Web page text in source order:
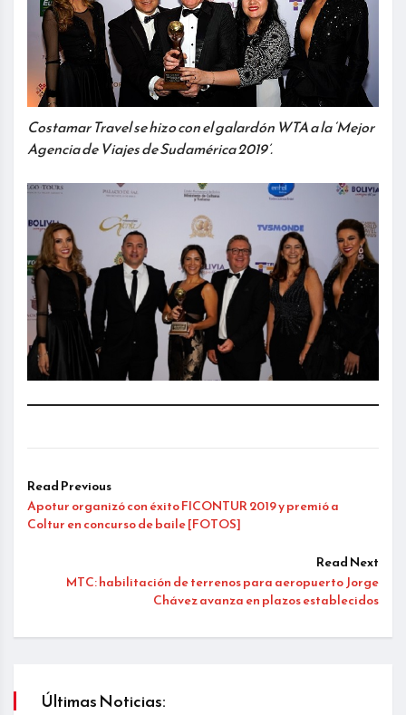
Costamar Travel se hizo con el galardón WTA a la ‘Mejor
Agencia de Viajes de Sudamérica 2019’.
Read Previous
Apotur organizó con éxito FICONTUR 2019 y premió a
Coltur en concurso de baile [FOTOS]
Read Next
MTC: habilitación de terrenos para aeropuerto Jorge
Chávez avanza en plazos establecidos
Últimas Noticias: